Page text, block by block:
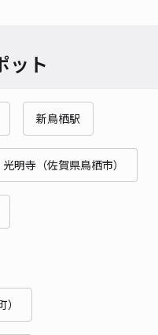
ット
新鳥栖駅
光明寺（佐賀県鳥栖市）